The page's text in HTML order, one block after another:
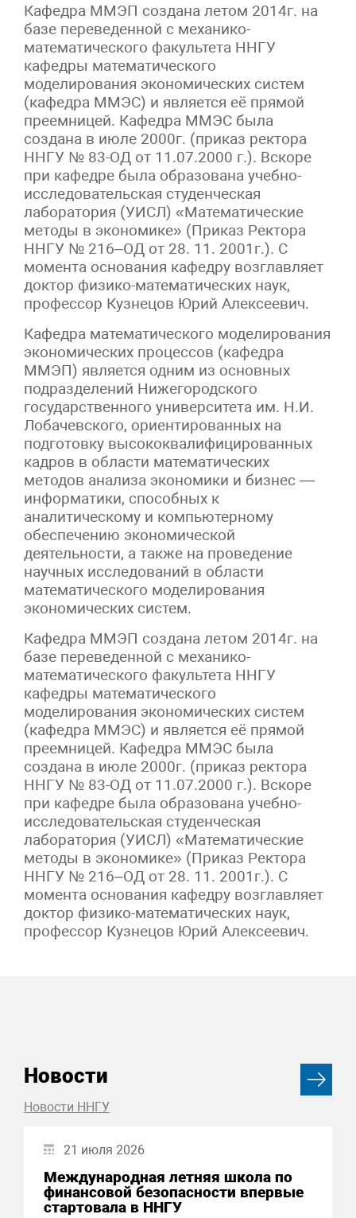
Кафедра ММЭП создана летом 2014г. на
базе переведенной с механико-
математического факультета ННГУ
кафедры математического
моделирования экономических систем
(кафедра ММЭС) и является её прямой
преемницей. Кафедра ММЭС была
создана в июле 2000г. (приказ ректора
ННГУ № 83-ОД от 11.07.2000 г.). Вскоре
при кафедре была образована учебно-
исследовательская студенческая
лаборатория (УИСЛ) «Математические
методы в экономике» (Приказ Ректора
ННГУ № 216–ОД от 28. 11. 2001г.). С
момента основания кафедру возглавляет
доктор физико-математических наук,
профессор Кузнецов Юрий Алексеевич.
Кафедра математического моделирования
экономических процессов (кафедра
ММЭП) является одним из основных
подразделений Нижегородского
государственного университета им. Н.И.
Лобачевского, ориентированных на
подготовку высококвалифицированных
кадров в области математических
методов анализа экономики и бизнес —
информатики, способных к
аналитическому и компьютерному
обеспечению экономической
деятельности, а также на проведение
научных исследований в области
математического моделирования
экономических систем.
Кафедра ММЭП создана летом 2014г. на
базе переведенной с механико-
математического факультета ННГУ
кафедры математического
моделирования экономических систем
(кафедра ММЭС) и является её прямой
преемницей. Кафедра ММЭС была
создана в июле 2000г. (приказ ректора
ННГУ № 83-ОД от 11.07.2000 г.). Вскоре
при кафедре была образована учебно-
исследовательская студенческая
лаборатория (УИСЛ) «Математические
методы в экономике» (Приказ Ректора
ННГУ № 216–ОД от 28. 11. 2001г.). С
момента основания кафедру возглавляет
доктор физико-математических наук,
профессор Кузнецов Юрий Алексеевич.
Новости
Новости ННГУ
21 июля 2026
Международная летняя школа по
финансовой безопасности впервые
стартовала в ННГУ